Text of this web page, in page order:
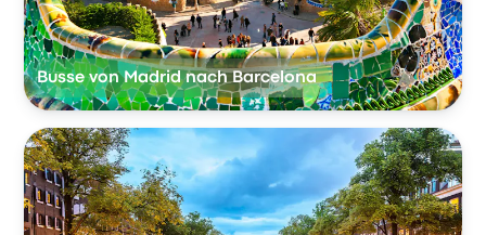
Busse von Madrid nach Barcelona